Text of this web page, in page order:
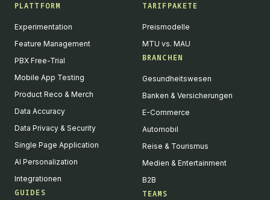
PLATTFORM
Experimentation
Feature Management
PBX Free-Trial
Mobile App Testing
Product Reco & Merch
Data Accuracy
Data Privacy & Security
Single Page Application
AI Personalization
Integrationen
GUIDES
TARIFPAKETE
Preismodelle
MTU vs. MAU
BRANCHEN
Gesundheitswesen
Banken & Versicherungen
E-Commerce
Automobil
Reise & Tourismus
Medien & Entertainment
B2B
TEAMS